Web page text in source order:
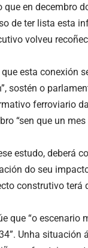
en decembro
de ter lista esta
volveu
esta conexión
sostén o
ferroviario
“sen que un
estudo, deberá
do seu
construtivo terá
que “o escenario
Unha situación